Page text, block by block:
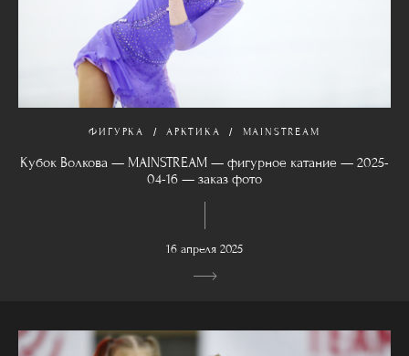
ФИГУРКА АРКТИКА MAINSTREAM
Кубок Волкова — MAINSTREAM — фигурное катание — 2025-
04-16 — заказ фото
16 апреля 2025